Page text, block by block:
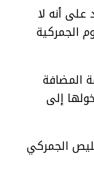
على أنه لا
الجمركية
المضافة
إلى
الجمركي